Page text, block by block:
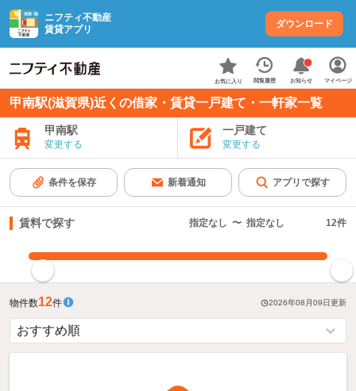
ニフティ不動産
賃貸アプリ
ダウンロード
お気に入り 閲覧履歴 お知らせ マイページ
甲南駅(滋賀県)近くの借家・賃貸一戸建て・一軒家一覧
甲南駅
変更する
一戸建て
変更する
条件を保存 新着通知 アプリで探す
賃料で探す 指定なし 〜 指定なし 12件
物件数12件 2026年08月09日更新